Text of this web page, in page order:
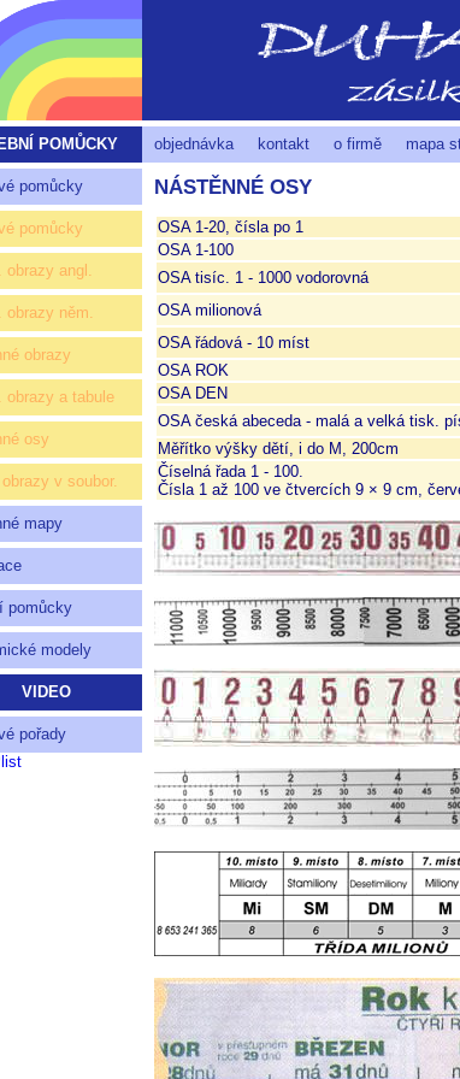
POMŮCKY objednávka kontakt o firmě mapa
pomůcky
pomůcky
obrazy angl.
obrazy něm.
obrazy
obrazy a tabule
osy
v soubor.
mapy
pomůcky
modely
VIDEO
pořady
NÁSTĚNNÉ OSY
OSA 1-20, čísla po 1
OSA 1-100
OSA tisíc. 1 - 1000 vodorovná
OSA milionová
OSA řádová - 10 míst
OSA ROK
OSA DEN
OSA česká abeceda - malá a velká tisk.
Měřítko výšky dětí, i do M, 200cm
Číselná řada 1 - 100.
Čísla 1 až 100 ve čtvercích 9 × 9 cm,